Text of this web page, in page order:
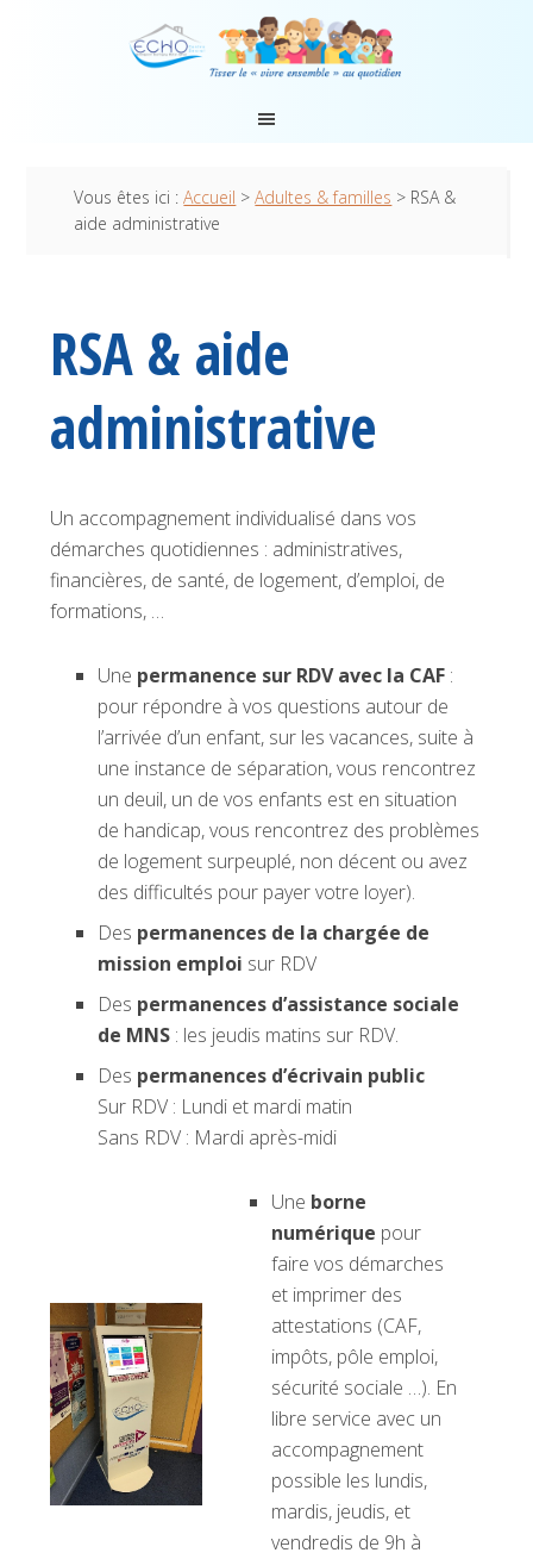
Vous êtes ici :Accueil >Adultes & familles > RSA &
aide administrative
RSA & aide
administrative
Un accompagnement individualisé dans vos
démarches quotidiennes : administratives,
financières, de santé, de logement, d’emploi, de
formations, …
Une permanence sur RDV avec la CAF :
pour répondre à vos questions autour de
l’arrivée d’un enfant, sur les vacances, suite à
une instance de séparation, vous rencontrez
un deuil, un de vos enfants est en situation
de handicap, vous rencontrez des problèmes
de logement surpeuplé, non décent ou avez
des difficultés pour payer votre loyer).
Des permanences de la chargée de
mission emploi sur RDV
Des permanences d’assistance sociale
de MNS : les jeudis matins sur RDV.
Des permanences d’écrivain public
Sur RDV : Lundi et mardi matin
Sans RDV : Mardi après-midi
Une borne
numérique pour
faire vos démarches
et imprimer des
attestations (CAF,
impôts, pôle emploi,
sécurité sociale …). En
libre service avec un
accompagnement
possible les lundis,
mardis, jeudis, et
vendredis de 9h à